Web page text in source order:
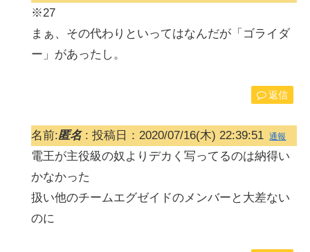
※27
まぁ、その代わりといってはなんだが「ゴライダ
ー」があったし。
返信
名前:匿名: 投稿日：2020/07/16(木) 22:39:51 通報
電王が主役級の奴よりデカく写ってるのは納得い
かなかった
扱い他のチームエグゼイドのメンバーと大差ない
のに